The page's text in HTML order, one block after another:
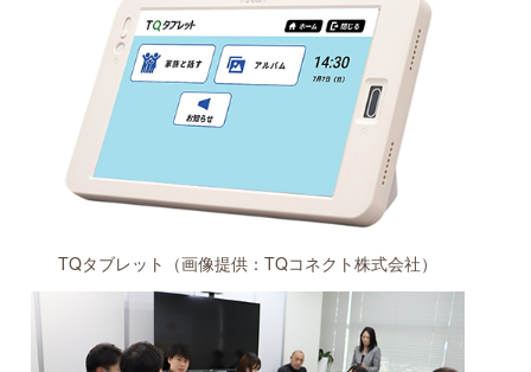
TQタブレット（画像提供：TQコネクト株式会社）